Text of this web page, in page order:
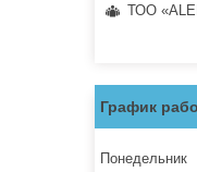
ТОО
График
Понедельник